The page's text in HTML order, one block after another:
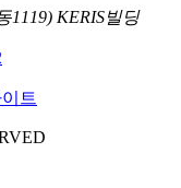
1119) KERIS빌딩